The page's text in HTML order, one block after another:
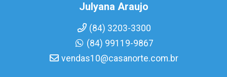
Julyana Araujo
(84) 3203-3300
(84) 99119-9867
vendas10@casanorte.com.br